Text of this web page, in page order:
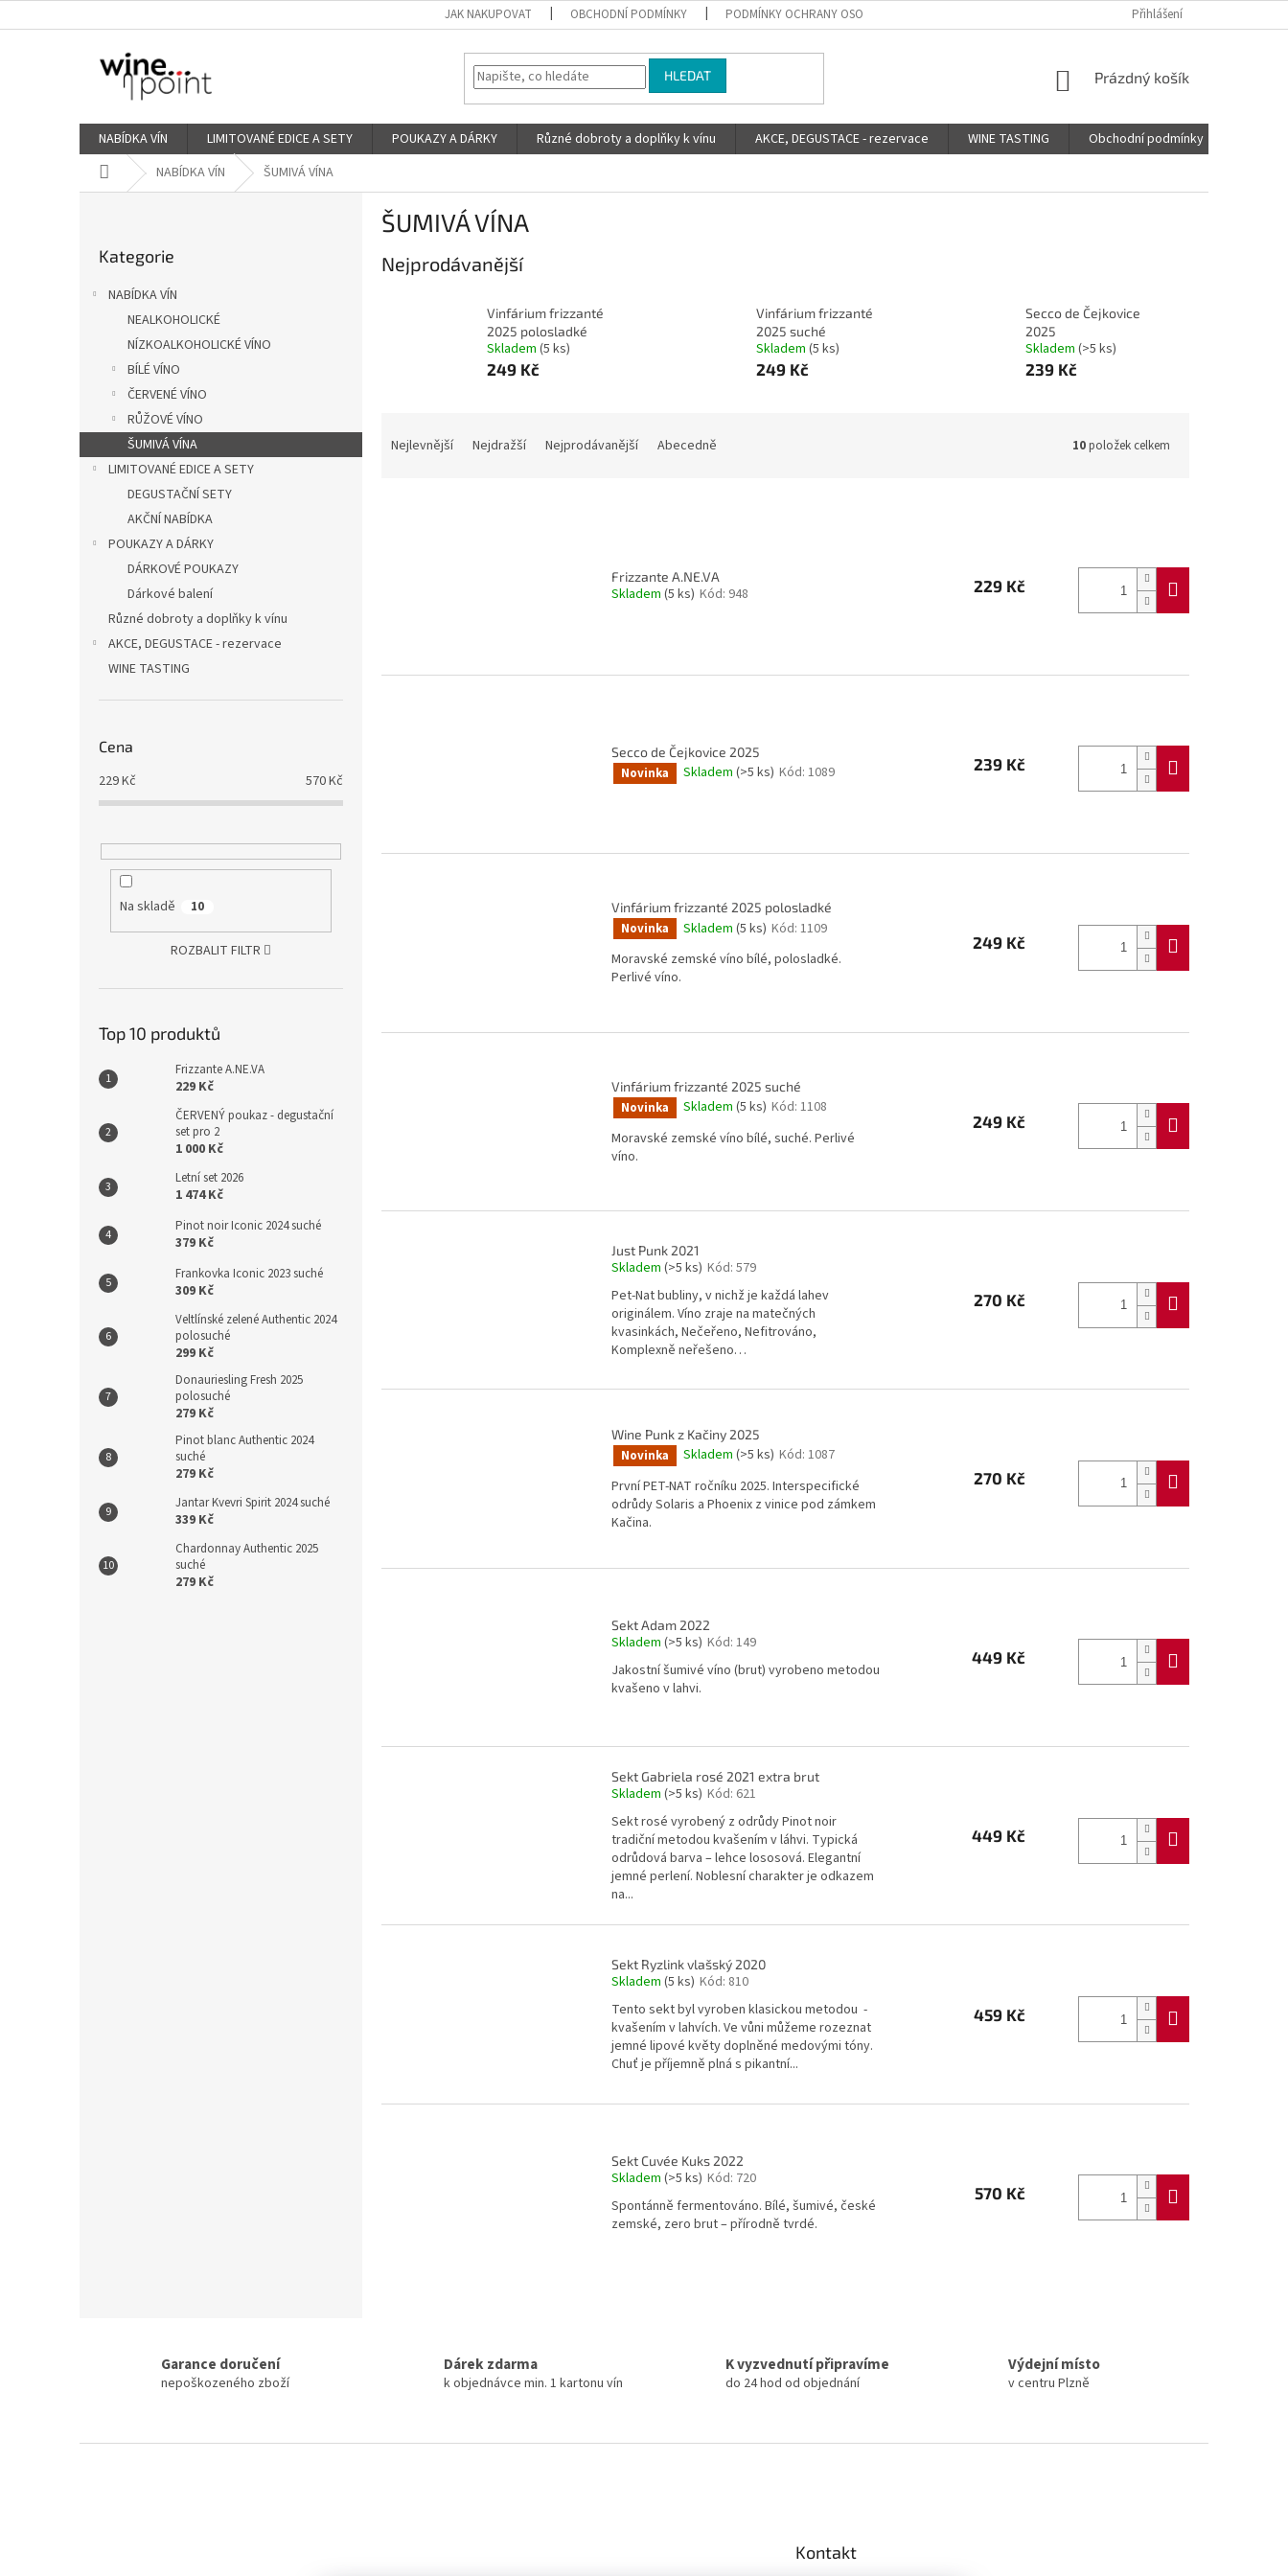
na
JAK NAKUPOVAT OBCHODNÍ PODMÍNKY PODMÍNKY OCHRANY OSOBNÍCH ÚDAJŮ Přihlášení
HLEDAT
NÁKUPNÍ
Prázdný košík
NABÍDKA VÍN LIMITOVANÉ EDICE A SETY POUKAZY A DÁRKY Různé dobroty a doplňky k vínu AKCE, DEGUSTACE - rezervace WINE TASTING Obchodní podmínky
Domů NABÍDKA VÍN ŠUMIVÁ VÍNA
n
e
kategorie
Kategorie
NABÍDKA VÍN
NEALKOHOLICKÉ
NÍZKOALKOHOLICKÉ VÍNO
BÍLÉ VÍNO
ČERVENÉ VÍNO
RŮŽOVÉ VÍNO
ŠUMIVÁ VÍNA
LIMITOVANÉ EDICE A SETY
DEGUSTAČNÍ SETY
AKČNÍ NABÍDKA
POUKAZY A DÁRKY
DÁRKOVÉ POUKAZY
Dárkové balení
Různé dobroty a doplňky k vínu
AKCE, DEGUSTACE - rezervace
WINE TASTING
Cena
229Kč 570Kč
Na skladě 10
ROZBALIT FILTR
Top 10 produktů
Frizzante A.NE.VA
229 Kč
ČERVENÝ poukaz - degustační
set pro 2
1 000 Kč
Letní set 2026
1 474 Kč
Pinot noir Iconic 2024 suché
379 Kč
Frankovka Iconic 2023 suché
309 Kč
Veltlínské zelené Authentic 2024
polosuché
299 Kč
Donauriesling Fresh 2025
polosuché
279 Kč
Pinot blanc Authentic 2024
suché
279 Kč
Jantar Kvevri Spirit 2024 suché
339 Kč
Chardonnay Authentic 2025
suché
279 Kč
ŠUMIVÁ VÍNA
Nejprodávanější
Vinfárium frizzanté
2025 polosladké
Skladem (5 ks)
249 Kč
Vinfárium frizzanté
2025 suché
Skladem (5 ks)
249 Kč
Secco de Čejkovice
2025
Skladem (>5 ks)
239 Kč
t
Nejlevnější Nejdražší Nejprodávanější Abecedně 10položek celkem
d
Frizzante A.NE.VA
Skladem (5 ks) Kód: 948 229 Kč
Secco de Čejkovice 2025
Novinka Skladem (>5 ks) Kód: 1089 239 Kč
Vinfárium frizzanté 2025 polosladké
Novinka Skladem (5 ks) Kód: 1109
Moravské zemské víno bílé, polosladké.
Perlivé víno.
249 Kč
Vinfárium frizzanté 2025 suché
Novinka Skladem (5 ks) Kód: 1108
Moravské zemské víno bílé, suché. Perlivé
víno.
249 Kč
Just Punk 2021
Skladem (>5 ks) Kód: 579
Pet-Nat bubliny, v nichž je každá lahev
originálem. Víno zraje na matečných
kvasinkách, Nečeřeno, Nefitrováno,
Komplexně neřešeno…
270 Kč
Wine Punk z Kačiny 2025
Novinka Skladem (>5 ks) Kód: 1087
První PET-NAT ročníku 2025. Interspecifické
odrůdy Solaris a Phoenix z vinice pod zámkem
Kačina.
270 Kč
Sekt Adam 2022
Skladem (>5 ks) Kód: 149
Jakostní šumivé víno (brut) vyrobeno metodou
kvašeno v lahvi.
449 Kč
Sekt Gabriela rosé 2021 extra brut
Skladem (>5 ks) Kód: 621
Sekt rosé vyrobený z odrůdy Pinot noir
tradiční metodou kvašením v láhvi. Typická
odrůdová barva – lehce lososová. Elegantní
jemné perlení. Noblesní charakter je odkazem
na...
449 Kč
Sekt Ryzlink vlašský 2020
Skladem (5 ks) Kód: 810
Tento sekt byl vyroben klasickou metodou -
kvašením v lahvích. Ve vůni můžeme rozeznat
jemné lipové květy doplněné medovými tóny.
Chuť je příjemně plná s pikantní...
459 Kč
Sekt Cuvée Kuks 2022
Skladem (>5 ks) Kód: 720
Spontánně fermentováno. Bílé, šumivé, české
zemské, zero brut – přírodně tvrdé.
570 Kč
d
a
p
Garance doručení
nepoškozeného zboží
Dárek zdarma
k objednávce min. 1 kartonu vín
K vyzvednutí připravíme
do 24 hod od objednání
Výdejní místo
v centru Plzně
Kontakt